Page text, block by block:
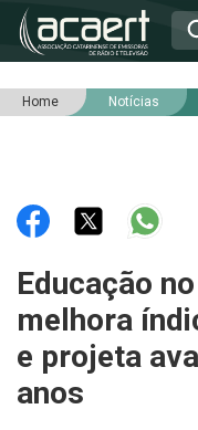
HOME
RNA
NOTÍCIAS
SERVIÇOS
INTEGRIDADE
Home Notícias
Educação
melhora
e projeta
anos